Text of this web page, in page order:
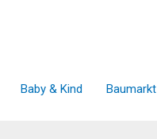
Baby & Kind Baumarkt